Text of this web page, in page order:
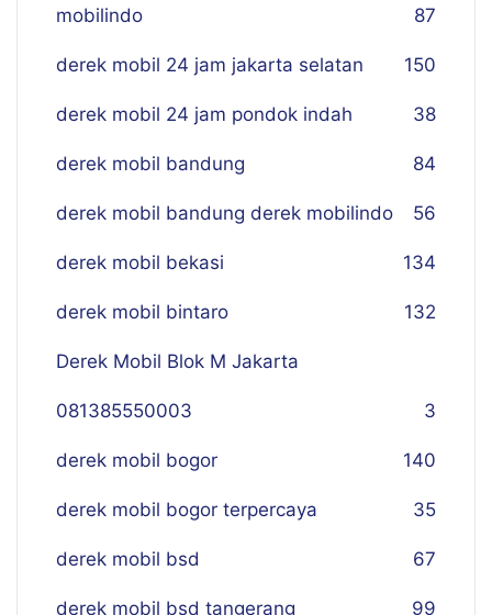
mobilindo 87
derek mobil 24 jam jakarta selatan 150
derek mobil 24 jam pondok indah 38
derek mobil bandung 84
derek mobil bandung derek mobilindo 56
derek mobil bekasi 134
derek mobil bintaro 132
Derek Mobil Blok M Jakarta
081385550003 3
derek mobil bogor 140
derek mobil bogor terpercaya 35
derek mobil bsd 67
derek mobil bsd tangerang 99